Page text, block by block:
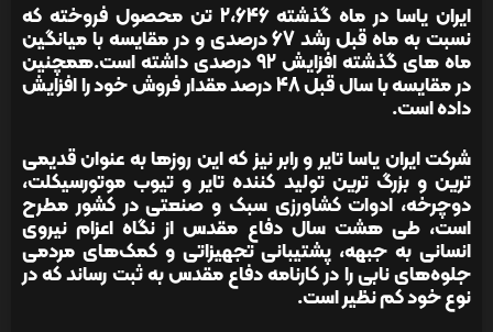
ایران یاسا در ماه گذشته 2،646 تن محصول فروخته که
نسبت به ماه قبل رشد 67 درصدی و در مقایسه با میانگین
ماه های گذشته افزایش 92 درصدی داشته است.همچنین
در مقایسه با سال قبل 48 درصد مقدار فروش خود را افزایش
داده است.
شرکت ایران یاسا تایر و رابر نیز که این روزها به عنوان قدیمی
ترین و بزرگ ترین تولید کننده تایر و تیوب موتورسیکلت،
دوچرخه، ادوات کشاورزی سبک و صنعتی در کشور مطرح
است، طی هشت سال دفاع مقدس از نگاه اعزام نیروی
انسانی به جبهه‌، پشتیبانی تجهیزاتی و کمک‌های مردمی
جلوه‌های نابی را در کارنامه دفاع مقدس به ثبت رساند که در
نوع خود کم نظیر است.